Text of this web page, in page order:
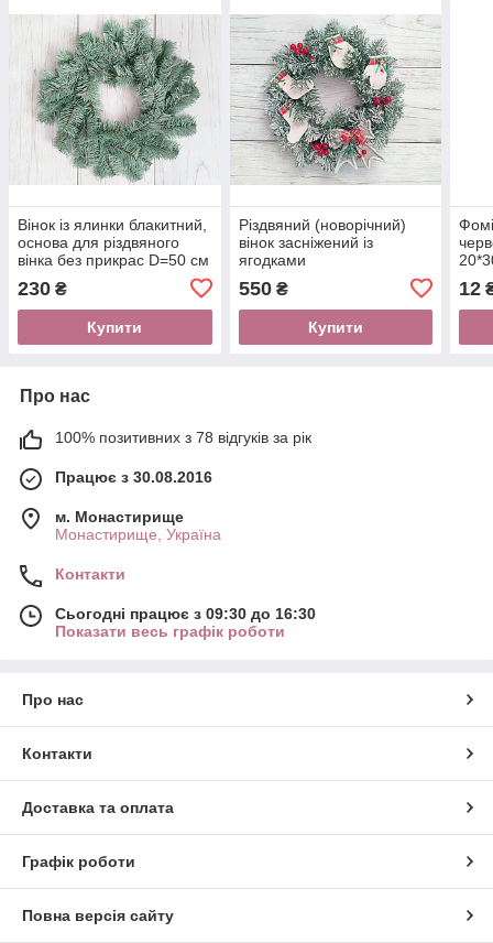
Вінок із ялинки блакитний,
основа для різдвяного
вінка без прикрас D=50 см
230 ₴
Купити
Різдвяний (новорічний)
вінок засніжений із
ягодками
550₴
Купити
12
Про нас
100% позитивних з 78 відгуків за рік
Працює з 30.08.2016
м. Монастирище
Монастирище, Україна
Контакти
Сьогодні працює з 09:30 до 16:30
Показати весь графік роботи
Про нас
Контакти
Доставка та оплата
Графік роботи
Повна версія сайту